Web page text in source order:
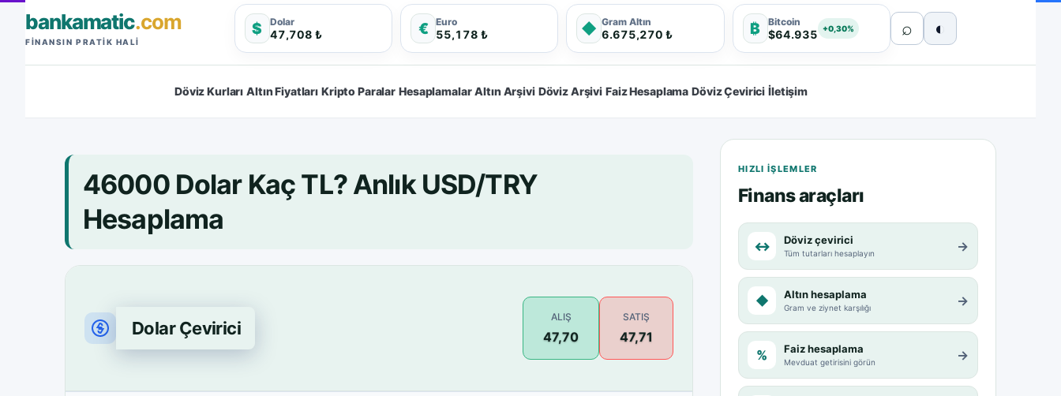
bankamatic.com
FINANSIN PRATIK HALI
$ Dolar
47,708 ₺ € Euro
55,178 ₺ ◆ Gram Altın
6.675,270 ₺ ₿ Bitcoin
$64.935 +0,30% ⌕ ◐
Döviz Kurları Altın Fiyatları Kripto Paralar Hesaplamalar Altın Arşivi Döviz Arşivi Faiz Hesaplama Döviz Çevirici İletişim
46000 Dolar Kaç TL? Anlık USD/TRY
Hesaplama
Dolar Çevirici
ALIŞ
47,70
SATIŞ
47,71
HIZLI IŞLEMLER
Finans araçları
↔ Döviz çevirici
Tüm tutarları hesaplayın →
◆ Altın hesaplama
Gram ve ziynet karşılığı →
% Faiz hesaplama
Mevduat getirisini görün →